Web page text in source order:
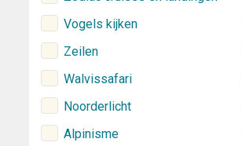
Vogels kijken
Zeilen
Walvissafari
Noorderlicht
Alpinisme